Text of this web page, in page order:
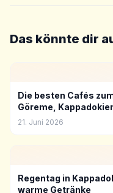
Das könnte dir
Die besten Cafés
Göreme,
21. Juni 2026
Regentag in
warme Getränke